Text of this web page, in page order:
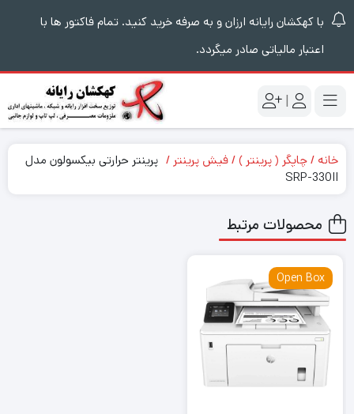
با کهکشان رایانه ارزان و به صرفه خرید کنید. تمام فاکتور ها با
اعتبار مالیاتی صادر میگردد.
|
خانه چاپگر ( پرینتر ) فیش پرینتر
پرینتر حرارتی بیکسولون مدل
SRP-330II
محصولات مرتبط
Open Box